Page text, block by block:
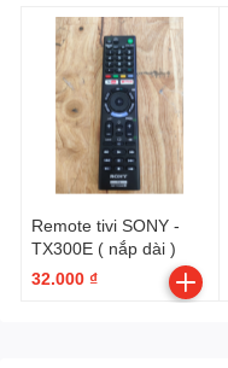
Remote tivi SONY -
TX300E ( nắp dài )
32.000 ₫